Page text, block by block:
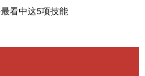
成绩
出
loans all over the
看中这5项技能